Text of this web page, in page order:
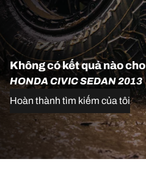
Không có kết quả nào cho
HONDA CIVIC SEDAN 2013
Hoàn thành tìm kiếm của tôi